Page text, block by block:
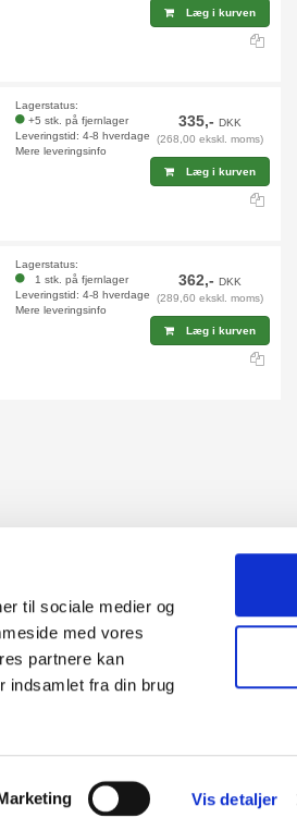
til sociale medier og
med vores
partnere kan
indsamlet fra din brug
Vis detaljer
Læg i kurven
Lagerstatus:
+5 stk. på fjernlager
Leveringstid: 4-8 hverdage
Mere leveringsinfo
335,-DKK
(268,00 ekskl. moms)
Læg i kurven
Lagerstatus:
1 stk. på fjernlager
Leveringstid: 4-8 hverdage
Mere leveringsinfo
362,-DKK
(289,60 ekskl. moms)
Læg i kurven